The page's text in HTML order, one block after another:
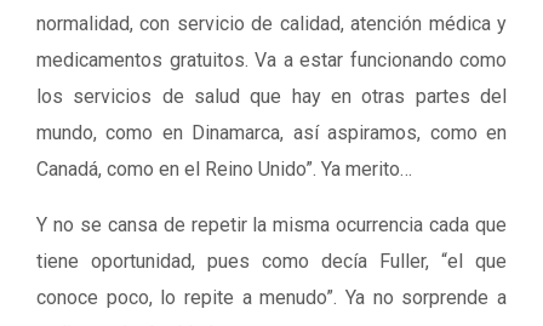
normalidad, con servicio de calidad, atención médica y
medicamentos gratuitos. Va a estar funcionando como
los servicios de salud que hay en otras partes del
mundo, como en Dinamarca, así aspiramos, como en
Canadá, como en el Reino Unido”. Ya merito…
Y no se cansa de repetir la misma ocurrencia cada que
tiene oportunidad, pues como decía Fuller, “el que
conoce poco, lo repite a menudo”. Ya no sorprende a